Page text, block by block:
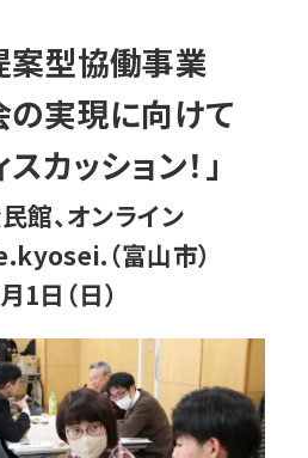
案型協働事業
実現に向けて
カッション！」
館、オンライン
（富山市）
1日（日）